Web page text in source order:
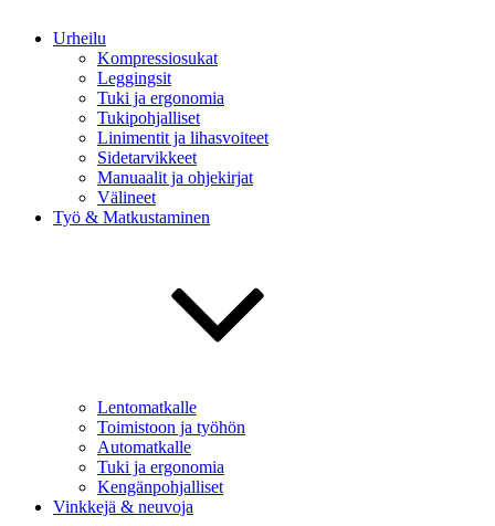
Urheilu
Kompressiosukat
Leggingsit
Tuki ja ergonomia
Tukipohjalliset
Linimentit ja lihasvoiteet
Sidetarvikkeet
Manuaalit ja ohjekirjat
Välineet
Työ & Matkustaminen
Lentomatkalle
Toimistoon ja työhön
Automatkalle
Tuki ja ergonomia
Kengänpohjalliset
Vinkkejä & neuvoja